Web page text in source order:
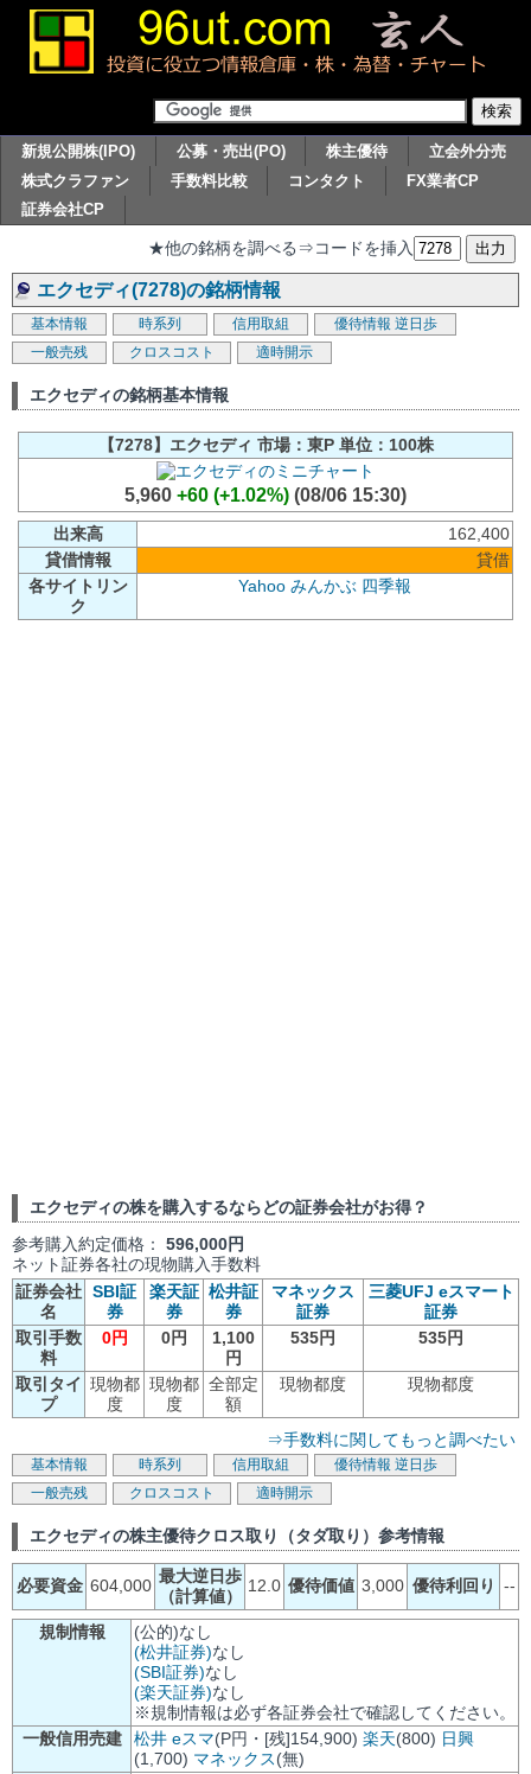
新規公開株(IPO) 公募・売出(PO) 株主優待
立会外分売
株式クラファン
手数料比較 コンタクト
FX業者CP
証券会社CP
★他の銘柄を調べる⇒コードを挿入
エクセディ(7278)の銘柄情報
基本情報 時系列 信用取組 優待情報 逆日歩
一般売残
クロスコスト 適時開示
エクセディの銘柄基本情報
【7278】エクセディ 市場：東P 単位：100株
5,960 +60 (+1.02%) (08/06 15:30)
出来高
162,400
貸借情報
貸借
各サイトリン
ク
Yahoo みんかぶ 四季報
エクセディの株を購入するならどの証券会社がお得？
参考購入約定価格： 596,000円
ネット証券各社の現物購入手数料
証券会社
名
SBI証
券
楽天証
券
松井証
券
マネックス
証券
三菱UFJ eスマート
証券
取引手数
料
0円 0円
1,100
円
535円 535円
取引タイ
プ
現物都
度
現物都
度
全部定
額
現物都度 現物都度
⇒手数料に関してもっと調べたい
基本情報 時系列 信用取組 優待情報 逆日歩
一般売残
クロスコスト 適時開示
エクセディの株主優待クロス取り（タダ取り）参考情報
必要資金 604,000 最大逆日歩
（計算値）
12.0 優待価値 3,000 優待利回り --
規制情報
(公的)なし
(松井証券)なし
(SBI証券)なし
(楽天証券)なし
※規制情報は必ず各証券会社で確認してください。
一般信用売建
松井 eスマ(P円・[残]154,900) 楽天(800) 日興
(1,700) マネックス(無)